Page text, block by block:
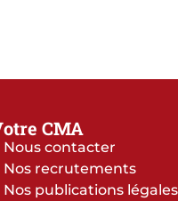
CMA
Nous contacter
Nos recrutements
Nos publications légales